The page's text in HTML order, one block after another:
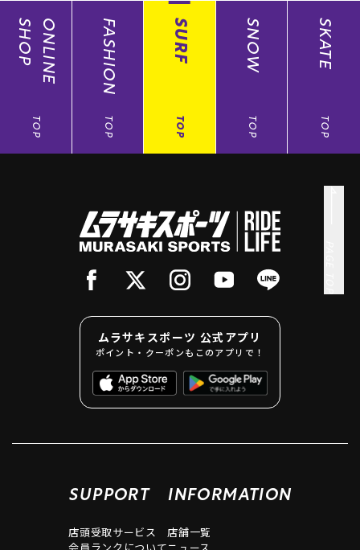
ONLINE
SHOP
TOP
FASHION
TOP
SURF
TOP
SNOW
TOP
SKATE
TOP
ムラサキスポーツ 公式アプリ
ポイント・クーポンもこのアプリで！
SUPPORT
店頭受取サービス
INFORMATION
店舗一覧